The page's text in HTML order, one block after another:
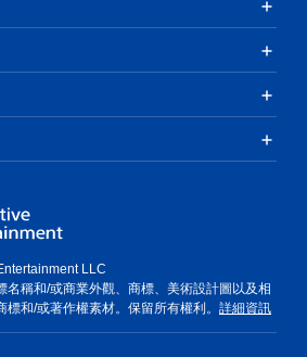
LLC
名稱和/或商業外觀、商標、美術設計圖以及相
和/或著作權素材。保留所有權利。 詳細資訊